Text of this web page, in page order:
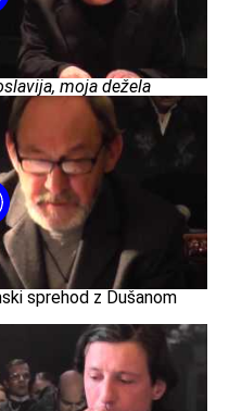
moja dežela
sprehod z Dušanom